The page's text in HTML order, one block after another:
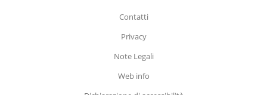
Contatti
Privacy
Note Legali
Web info